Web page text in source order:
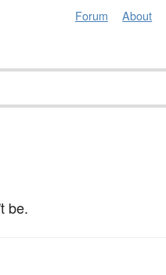
Forum About
be.